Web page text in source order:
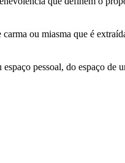
ou miasma que é
pessoal, do espaço